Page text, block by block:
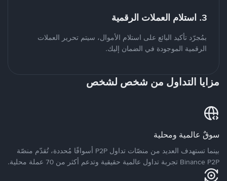
3. استلام العملات الرقمية
بمُجرّد تأكيد البائع على استلام الأموال، سيتم تحرير العملات
الرقمية الموجودة في الضمان إليك.
مزايا التداول من شخص لشخص
سوقٌ عالمية ومحلية
بينما تستهدف العديد من منصّات تداول P2P أسواقًا مُحددة، تُقدّم منصّة
Binance P2P تجربة تداول عالمية حقيقية وتدعم أكثر من 70 عملة محلية.